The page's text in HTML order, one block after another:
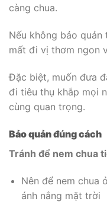
càng chua.
Nếu không bảo quản
mất đi vị thơm ngon
Đặc biệt, muốn đưa
đi tiêu thụ khắp mọi
cùng quan trọng.
Bảo quản đúng cách
Tránh để nem chua
Nên để nem chua
ánh nắng mặt trời